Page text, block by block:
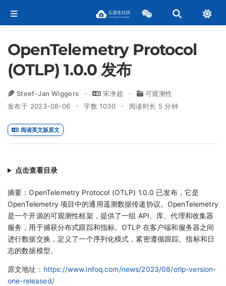
OpenTelemetry Protocol
(OTLP) 1.0.0 发布
Steef-Jan Wiggers 宋净超
可观测性
发布于 2023-08-06
字数 1030 阅读时长 5 分钟
阅读英文版原文
点击查看目录
摘要：OpenTelemetry Protocol (OTLP) 1.0.0 已发布，它是
OpenTelemetry 项目中的通用遥测数据传递协议。OpenTelemetry
是一个开源的可观测性框架，提供了一组 API、库、代理和收集器
服务，用于捕获分布式跟踪和指标。OTLP 在客户端和服务器之间
进行数据交换，定义了一个序列化模式，紧密遵循跟踪、指标和日
志的数据模型。
原文地址： https://www.infoq.com/news/2023/08/otlp-version-
one-released/